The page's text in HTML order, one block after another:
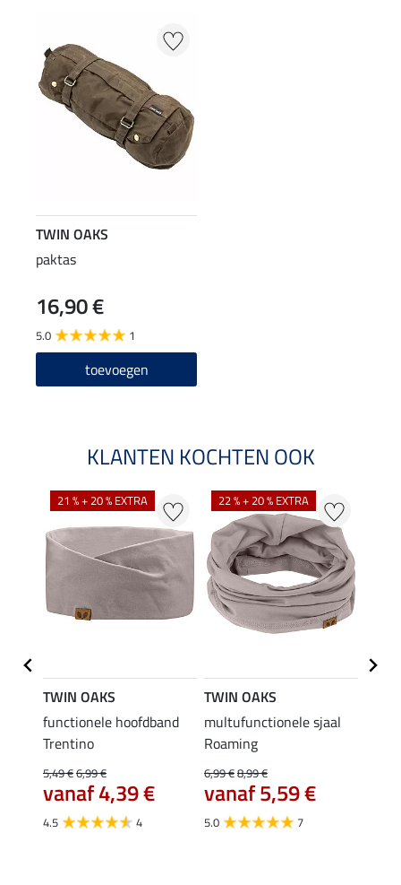
TWIN OAKS
paktas
16,90 €
5.0 1
toevoegen
KLANTEN KOCHTEN OOK
21 % + 20 % EXTRA
TWIN OAKS
functionele hoofdband
Trentino
5,49 €6,99 €
vanaf 4,39 €
4.5 4
22 % + 20 % EXTRA
TWIN OAKS
multufunctionele sjaal
Roaming
6,99 €8,99 €
vanaf 5,59 €
5.0 7